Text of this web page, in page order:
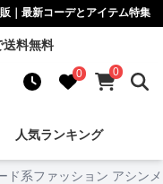
｜最新コーデとアイテム特集
送料無料
0 0
人気ランキング
ド系ファッション アシン